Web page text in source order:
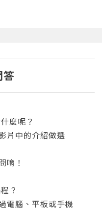
答
麼呢？
片中的介紹做選
唷！
？
電腦、平板或手機